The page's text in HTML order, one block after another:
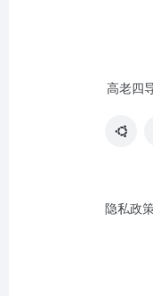
高老四
隐私政